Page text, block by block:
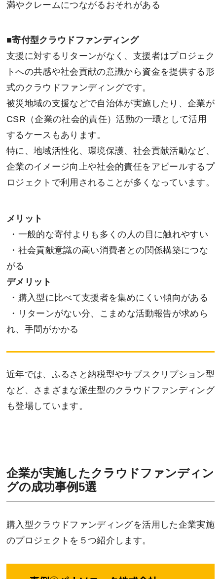
満やクレームにつながるおそれがある
■寄付型クラウドファンディング
支援に対するリターンがなく、支援者はプロジェク
トへの共感や社会貢献の意識から資金を提供する形
式のクラウドファンディングです。
被災地域の支援などで自治体が実施したり、企業が
CSR（企業の社会的責任）活動の一環として活用
するケースもあります。
特に、地域活性化、環境保護、社会貢献活動など、
企業のイメージ向上や社会的責任をアピールするプ
ロジェクトで利用されることが多くなっています。
メリット
・一般的な寄付よりも多くの人の目に触れやすい
・社会貢献意識の高い消費者との関係構築につな
がる
デメリット
・購入型に比べて支援者を集めにくい傾向がある
・リターンがない分、こまめな活動報告が求めら
れ、手間がかかる
近年では、ふるさと納税型やサブスクリプション型
など、さまざまな派生型のクラウドファンディング
も登場しています。
企業が実施したクラウドファンディン
グの成功事例5選
購入型クラウドファンディングを活用した企業実施
のプロジェクトを５つ紹介します。